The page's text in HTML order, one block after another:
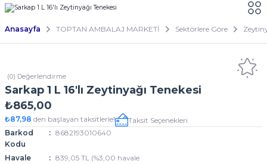
Anasayfa TOPTAN AMBALAJ MARKETİ Sektörlere Göre
(0) Değerlendirme
Sarkap 1 L 16'lı Zeytinyağı Tenekesi
₺865,00
₺87,98 den başlayan taksitlerle!
Taksit Seçenekleri
Barkod
Kodu
8682193010640
Havale
839,05 TL (%3,00 havale